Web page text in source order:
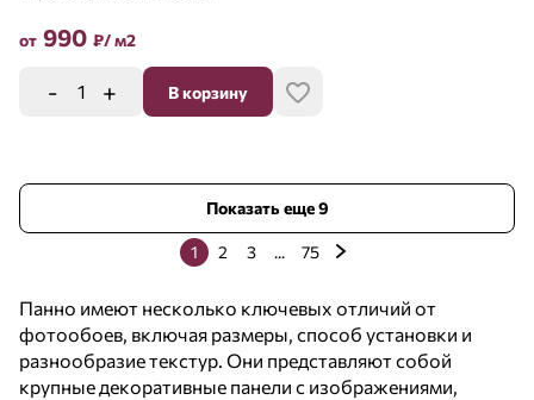
от 990 ₽/ м2
- + В корзину
Показать еще 9
1 2 3 ... 75
Панно имеют несколько ключевых отличий от
фотообоев, включая размеры, способ установки и
разнообразие текстур. Они представляют собой
крупные декоративные панели с изображениями,